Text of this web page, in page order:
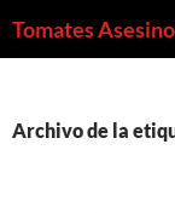
Tomates
Archivo de la